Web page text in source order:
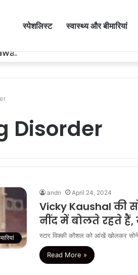
स्पेशलिस्ट स्वास्थ्य और बीमारियां
Diet: सावन में जरूरी है सही
Disorder
andn April 24, 2024
Vicky Kaushal की
नींद में बोलते रहते हैं,
स्टार विक्की कौशल को आंखें खोलकर
Read More »